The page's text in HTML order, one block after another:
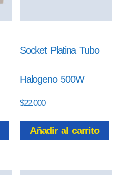
Socket Platina Tubo
Halogeno 500W
$22.000
Añadir al carrito